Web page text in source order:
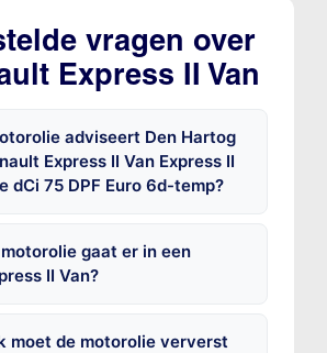
vragen over
Express II Van
adviseert Den Hartog
Express II Van Express II
dCi 75 DPF Euro 6d-temp?
gaat er in een
II Van?
moet de motorolie ververst